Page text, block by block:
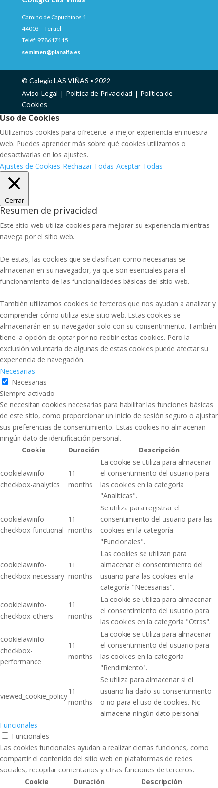
Camino de Capuchinos 1
44003 – Teruel
Teléf: 978617115
semimen@planalfa.es
© Colegio LAS VIÑAS • 2022
Aviso Legal | Política de Privacidad | Política de
Cookies
Uso de Cookies
Utilizamos cookies para ofrecerte la mejor experiencia en nuestra
web. Puedes aprender más sobre qué cookies utilizamos o
desactivarlas en los ajustes.
Ajustes de Cookies Rechazar Todas Aceptar Todas
Cerrar
Resumen de privacidad
Este sitio web utiliza cookies para mejorar su experiencia mientras
navega por el sitio web.
De estas, las cookies que se clasifican como necesarias se
almacenan en su navegador, ya que son esenciales para el
funcionamiento de las funcionalidades básicas del sitio web.
También utilizamos cookies de terceros que nos ayudan a analizar y
comprender cómo utiliza este sitio web. Estas cookies se
almacenarán en su navegador solo con su consentimiento. También
tiene la opción de optar por no recibir estas cookies. Pero la
exclusión voluntaria de algunas de estas cookies puede afectar su
experiencia de navegación.
Necesarias
Necesarias
Siempre activado
Se necesitan cookies necesarias para habilitar las funciones básicas
de este sitio, como proporcionar un inicio de sesión seguro o ajustar
sus preferencias de consentimiento. Estas cookies no almacenan
ningún dato de identificación personal.
Cookie
Duración Descripción
cookielawinfo-
checkbox-analytics
11
months
La cookie se utiliza para almacenar
el consentimiento del usuario para
las cookies en la categoría
"Analíticas".
cookielawinfo-
checkbox-functional
11
months
Se utiliza para registrar el
consentimiento del usuario para las
cookies en la categoría
"Funcionales".
cookielawinfo-
checkbox-necessary
11
months
Las cookies se utilizan para
almacenar el consentimiento del
usuario para las cookies en la
categoría "Necesarias".
cookielawinfo-
checkbox-others
11
months
La cookie se utiliza para almacenar
el consentimiento del usuario para
las cookies en la categoría "Otras".
cookielawinfo-
checkbox-
performance
11
months
La cookie se utiliza para almacenar
el consentimiento del usuario para
las cookies en la categoría
"Rendimiento".
viewed_cookie_policy
11
months
Se utiliza para almacenar si el
usuario ha dado su consentimiento
o no para el uso de cookies. No
almacena ningún dato personal.
Funcionales
Funcionales
Las cookies funcionales ayudan a realizar ciertas funciones, como
compartir el contenido del sitio web en plataformas de redes
sociales, recopilar comentarios y otras funciones de terceros.
Cookie
Duración
Descripción